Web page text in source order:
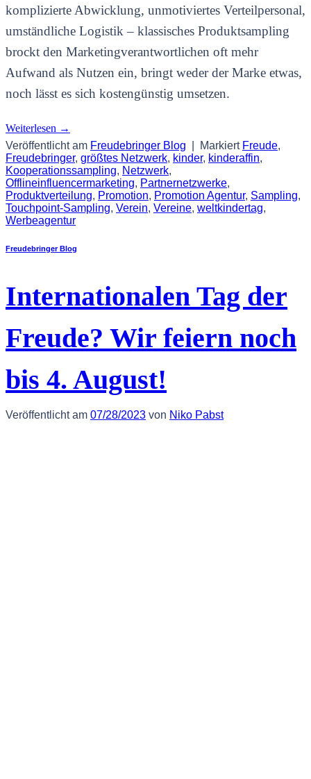
komplizierte Abwicklung, unmotiviertes Verteilpersonal,
umständliche Logistik – klassisches Produktsampling
brockt den Marketingverantwortlichen oft mehr
Aufwand als Nutzen ein, bringt weder der Marke etwas,
noch lässt es sich kostengünstig umsetzen.
Weiterlesen →
Veröffentlicht am Freudebringer Blog Markiert Freude,
Freudebringer, größtes Netzwerk, kinder, kinderaffin,
Kooperationssampling, Netzwerk,
Offlineinfluencermarketing, Partnernetzwerke,
Produktverteilung, Promotion, Promotion Agentur, Sampling,
Touchpoint-Sampling, Verein, Vereine, weltkindertag,
Werbeagentur
Freudebringer Blog
Internationalen Tag der
Freude? Wir feiern noch
bis 4. August!
Veröffentlicht am 07/28/2023 von Niko Pabst